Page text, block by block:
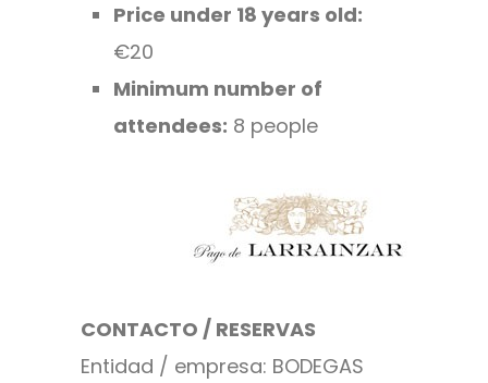
Price under 18 years old:
€20
Minimum number of
attendees: 8 people
CONTACTO / RESERVAS
Entidad / empresa: BODEGAS